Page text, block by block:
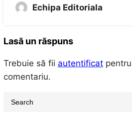
Echipa Editoriala
Lasă un răspuns
Trebuie să fii autentificatpentru
comentariu.